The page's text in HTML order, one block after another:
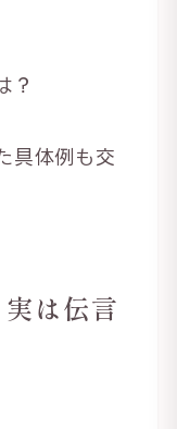
？
具体例も交
は伝言